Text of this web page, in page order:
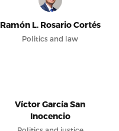
Ramón L. Rosario Cortés
Politics and law
Víctor García San
Inocencio